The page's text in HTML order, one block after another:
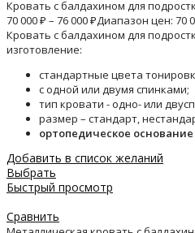
Кровать с балдахином для
70 000₽ – 76 000₽Диапазон цен: 70
Кровать с балдахином для
изготовление:
стандартные цвета
с одной или двумя спинками;
тип кровати - одно- или
размер – стандарт,
ортопедическое
Добавить в список желаний
Выбрать
Быстрый просмотр
Сравнить